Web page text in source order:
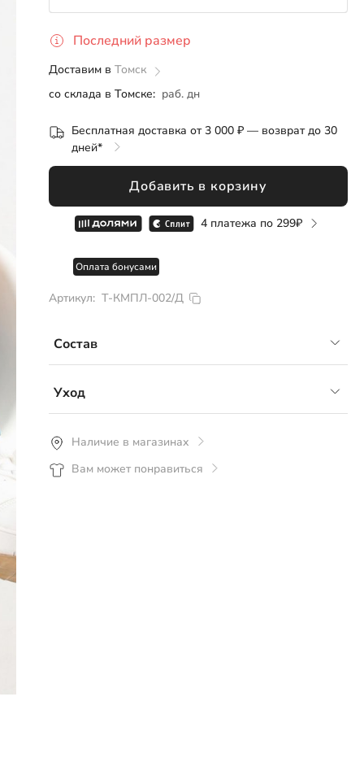
Розница ОПТ СП
104Последний размер
Доставим в Томск
со склада в Томске: раб. дн
Бесплатная доставка от 3 000 ₽ — возврат до 30
дней*
Добавить в корзину
4 платежа по 299
Оплата бонусами
Артикул: Т-КМПЛ-002/Д
Состав
- материал: флис 190г, 100%ПЭ
Уход
Рекомендуется стирка перед первым
использованием для удаления ворсинок и
тканевой пыли. Стирка ручная или машинная со
Наличие в магазинах
Вам может понравиться